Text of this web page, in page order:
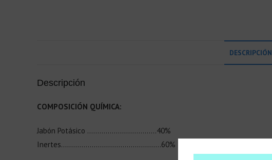
DESCRIPCIÓN
Descripción
COMPOSICIÓN QUÍMICA:
Jabón Potásico …………………………….40%
Inertes………………………………………….60%